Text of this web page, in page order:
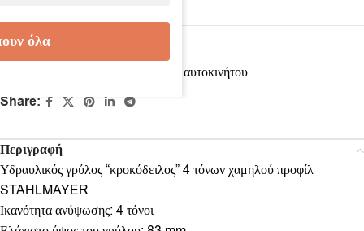
Κωδικός προϊόντος:
Εξοπλισμός αυτοκινήτου
Share:
Περιγραφή
Υδραυλικός γρύλος “κροκόδειλος” 4 τόνων χαμηλού προφίλ
STAHLMAYER
Ικανότητα ανύψωσης: 4 τόνοι
όλα